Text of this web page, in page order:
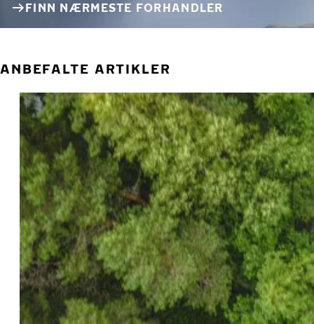
FINN NÆRMESTE FORHANDLER
ANBEFALTE ARTIKLER